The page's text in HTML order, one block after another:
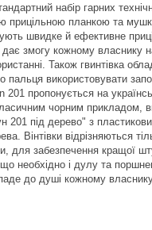
набір гарних
прицільною планкою та
швидке й ефективне
змогу кожному власнику
Також гвинтівка
пальця використовувати
пропонується на
чорним прикладом,
201 під дерево" з
. Вінтівки відрізняються
для забезпечення кращої
необхідно і дулу та
до душі кожному